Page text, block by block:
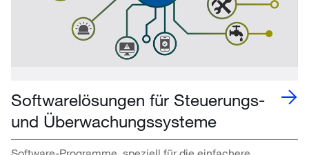
Softwarelösungen für Steuerungs-
und Überwachungssysteme